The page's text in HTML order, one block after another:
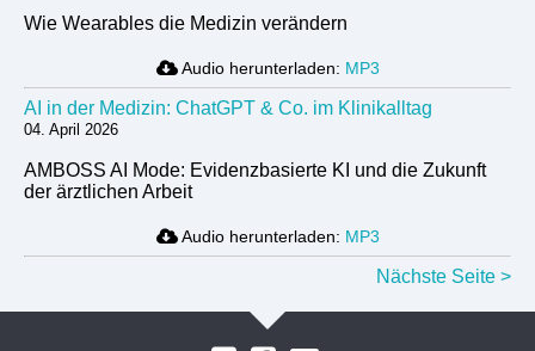
Wie Wearables die Medizin verändern
Audio herunterladen: MP3
AI in der Medizin: ChatGPT & Co. im Klinikalltag
04. April 2026
AMBOSS AI Mode: Evidenzbasierte KI und die Zukunft
der ärztlichen Arbeit
Audio herunterladen: MP3
Nächste Seite >